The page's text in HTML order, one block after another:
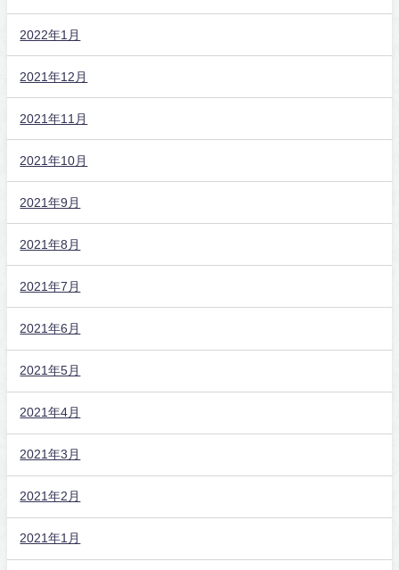
2022年1月
2021年12月
2021年11月
2021年10月
2021年9月
2021年8月
2021年7月
2021年6月
2021年5月
2021年4月
2021年3月
2021年2月
2021年1月